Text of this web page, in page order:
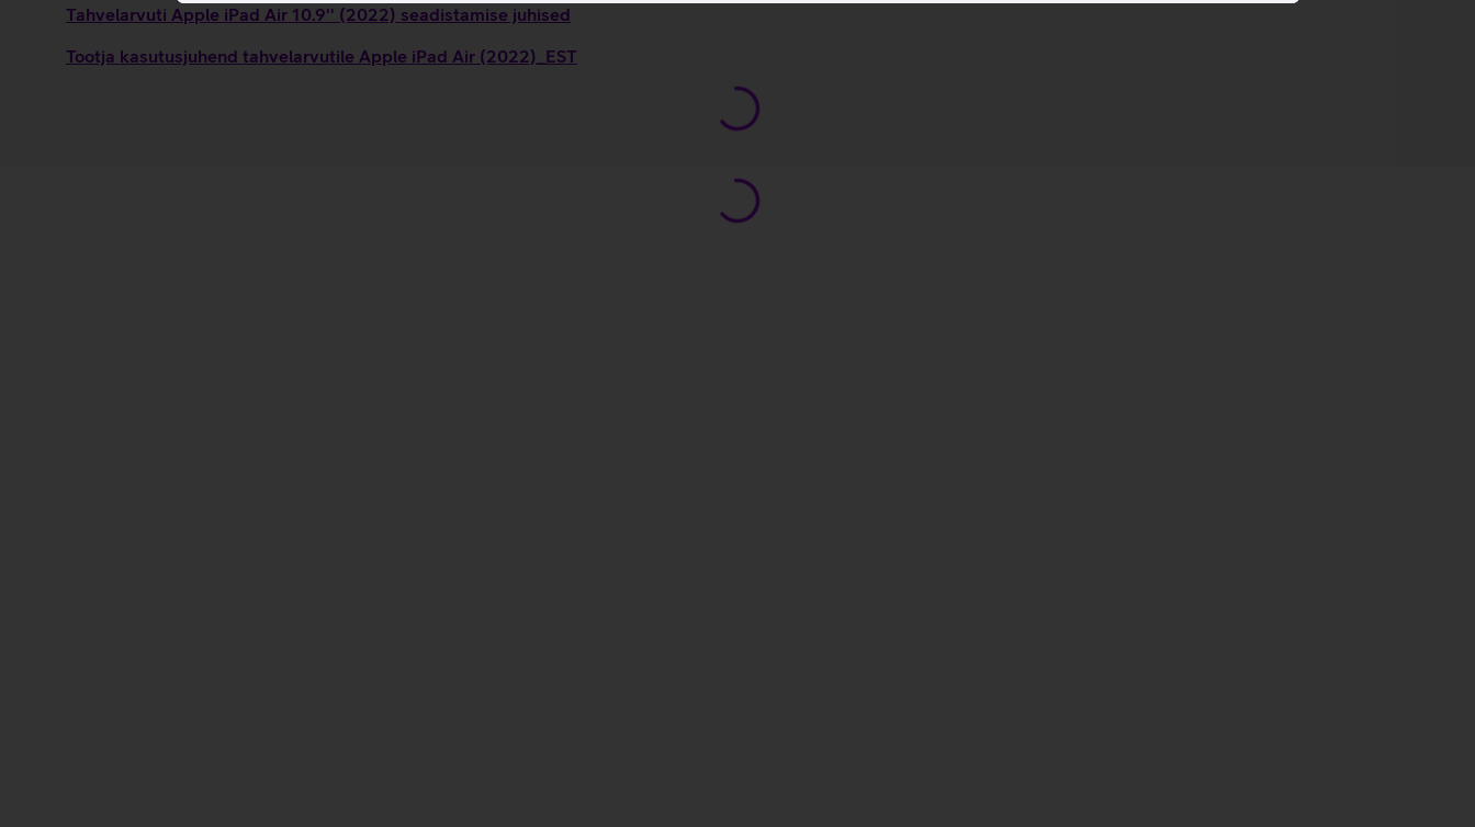
Tahvelarvuti Apple iPad Air 10.9'' (2022) seadistamise juhised
Tootja kasutusjuhend tahvelarvutile Apple iPad Air (2022)_EST